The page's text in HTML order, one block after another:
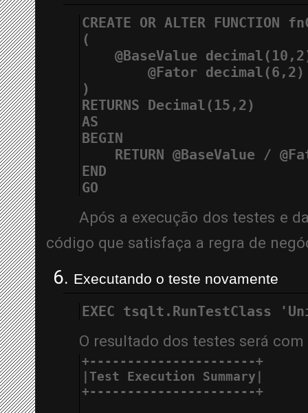
CREATE OR ALTER
(
@BaseValue
@Fator decimal(6,2)
)
RETURNS Decimal(15,2)
AS
BEGIN
RETURN @BaseValue /
END
GO
Após a execução dos testes e
código que satisfaça a regra de
Executando o teste novamente
EXEC tsqlt.RunTestClass
O resultado dos testes será com
+----------------------+
|Test Execution Summary|
+----------------------+